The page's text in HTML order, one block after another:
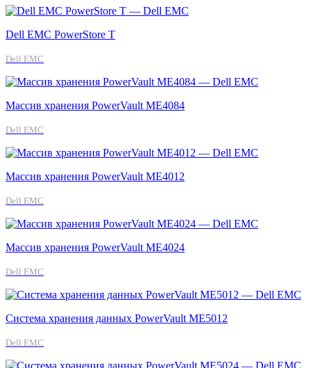
Dell EMC PowerStore T
Dell EMC
Массив хранения PowerVault ME4084
Dell EMC
Массив хранения PowerVault ME4012
Dell EMC
Массив хранения PowerVault ME4024
Dell EMC
Система хранения данных PowerVault ME5012
Dell EMC